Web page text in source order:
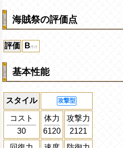
海賊祭の評価点
評価 B
基本性能
スタイル 攻撃型
コスト
30
体力
6120
攻撃力
2121